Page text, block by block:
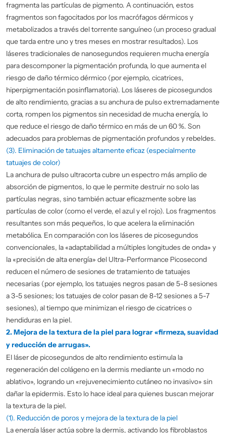
fragmenta las partículas de pigmento. A continuación, estos
fragmentos son fagocitados por los macrófagos dérmicos y
metabolizados a través del torrente sanguíneo (un proceso gradual
que tarda entre uno y tres meses en mostrar resultados). Los
láseres tradicionales de nanosegundos requieren mucha energía
para descomponer la pigmentación profunda, lo que aumenta el
riesgo de daño térmico dérmico (por ejemplo, cicatrices,
hiperpigmentación posinflamatoria). Los láseres de picosegundos
de alto rendimiento, gracias a su anchura de pulso extremadamente
corta, rompen los pigmentos sin necesidad de mucha energía, lo
que reduce el riesgo de daño térmico en más de un 60 %. Son
adecuados para problemas de pigmentación profundos y rebeldes.
(3). Eliminación de tatuajes altamente eficaz (especialmente
tatuajes de color)
La anchura de pulso ultracorta cubre un espectro más amplio de
absorción de pigmentos, lo que le permite destruir no solo las
partículas negras, sino también actuar eficazmente sobre las
partículas de color (como el verde, el azul y el rojo). Los fragmentos
resultantes son más pequeños, lo que acelera la eliminación
metabólica. En comparación con los láseres de picosegundos
convencionales, la «adaptabilidad a múltiples longitudes de onda» y
la «precisión de alta energía» del Ultra-Performance Picosecond
reducen el número de sesiones de tratamiento de tatuajes
necesarias (por ejemplo, los tatuajes negros pasan de 5-8 sesiones
a 3-5 sesiones; los tatuajes de color pasan de 8-12 sesiones a 5-7
sesiones), al tiempo que minimizan el riesgo de cicatrices o
hendiduras en la piel.
2. Mejora de la textura de la piel para lograr «firmeza, suavidad
y reducción de arrugas».
El láser de picosegundos de alto rendimiento estimula la
regeneración del colágeno en la dermis mediante un «modo no
ablativo», logrando un «rejuvenecimiento cutáneo no invasivo» sin
dañar la epidermis. Esto lo hace ideal para quienes buscan mejorar
la textura de la piel.
(1). Reducción de poros y mejora de la textura de la piel
La energía láser actúa sobre la dermis, activando los fibroblastos